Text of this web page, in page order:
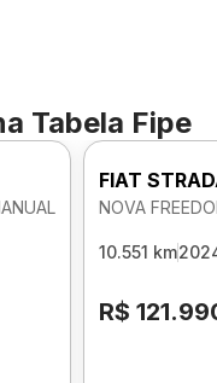
Tabela Fipe
FIAT
NOVA
10.551 km
R$